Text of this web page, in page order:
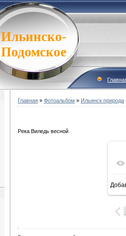
Ильинско-
Подомское
Главная » Фотоальбом » Ильинск природа
Река Виледь весной